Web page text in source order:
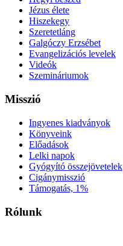
Jézus élete
Hiszekegy
Szeretetláng
Galgóczy Erzsébet
Evangelizációs levelek
Videók
Szemináriumok
Misszió
Ingyenes kiadványok
Könyveink
Előadások
Lelki napok
Gyógyító összejövetelek
Cigánymisszió
Támogatás, 1%
Rólunk